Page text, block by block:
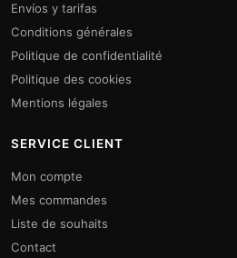
Envíos y tarifas
Conditions générales
Politique de confidentialité
Politique des cookies
Mentions légales
SERVICE CLIENT
Mon compte
Mes commandes
Liste de souhaits
Contact